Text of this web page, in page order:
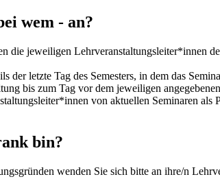
wem - an?
die jeweiligen Lehrveranstaltungsleiter*innen
der letzte Tag des Semesters, in dem das
bis zum Tag vor dem jeweiligen
von aktuellen Seminaren als
bin?
wenden Sie sich bitte an ihre/n